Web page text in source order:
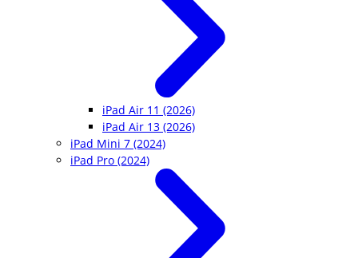
iPad Air 11 (2026)
iPad Air 13 (2026)
iPad Mini 7 (2024)
iPad Pro (2024)